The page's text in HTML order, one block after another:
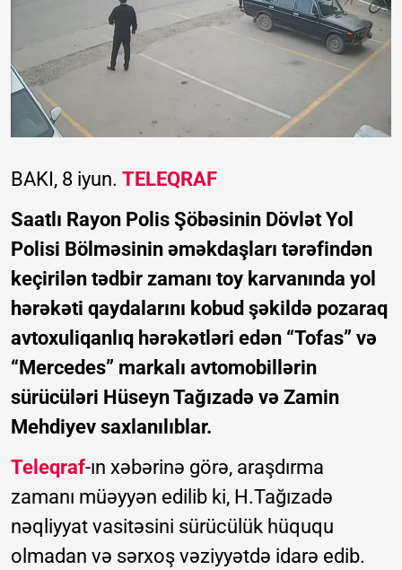
BAKI, 8 iyun. TELEQRAF
Saatlı Rayon Polis Şöbəsinin Dövlət Yol
Polisi Bölməsinin əməkdaşları tərəfindən
keçirilən tədbir zamanı toy karvanında yol
hərəkəti qaydalarını kobud şəkildə pozaraq
avtoxuliqanlıq hərəkətləri edən “Tofas” və
“Mercedes” markalı avtomobillərin
sürücüləri Hüseyn Tağızadə və Zamin
Mehdiyev saxlanılıblar.
Teleqraf-ın xəbərinə görə, araşdırma
zamanı müəyyən edilib ki, H.Tağızadə
nəqliyyat vasitəsini sürücülük hüququ
olmadan və sərxoş vəziyyətdə idarə edib.